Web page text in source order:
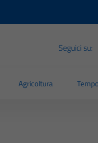
Seguici su:
Agricoltura